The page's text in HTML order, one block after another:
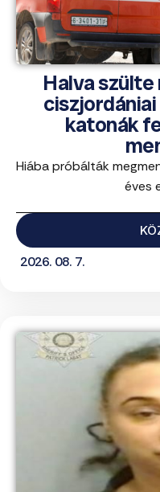
Halva
katonák
Hiába próbálták
éves
2026. 08. 7.